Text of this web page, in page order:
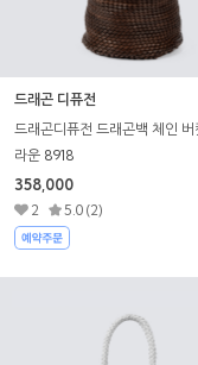
드래곤 디퓨전
드래곤디퓨전 드래곤백 체인
라운 8918
358,000
2 5.0 (2)